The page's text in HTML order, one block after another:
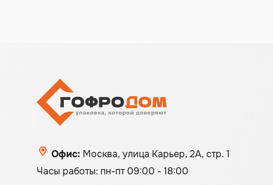
Офис: Москва, улица Карьер, 2А, стр. 1
Часы работы: пн-пт 09:00 - 18:00